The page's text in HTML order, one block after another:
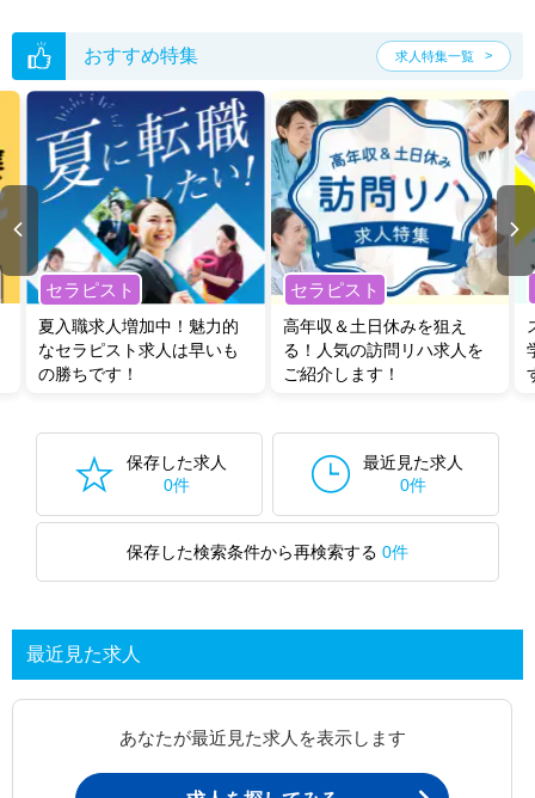
おすすめ特集 求人特集一覧
セラピスト
夏入職求人増加中！魅力的
なセラピスト求人は早いも
の勝ちです！
セラピスト
高年収＆土日休みを狙え
る！人気の訪問リハ求人を
ご紹介します！
保存した求人
0件
最近見た求人
0件
保存した検索条件から再検索する 0件
最近見た求人
あなたが最近見た求人を表示します